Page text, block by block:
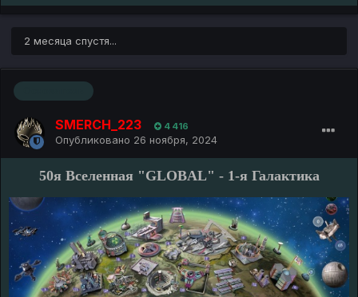
2 месяца спустя...
SMERCH_223 4 416
Опубликовано 26 ноября, 2024
50я Вселенная "GLOBAL" - 1-я Галактика